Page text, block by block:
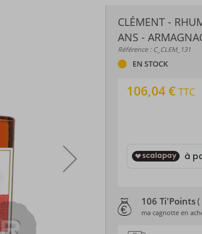
CLÉMENT -
ANS -
Référence : C_CLEM_131
EN STOCK
106,04 € TTC
106 Ti'Points
ma cagnotte en